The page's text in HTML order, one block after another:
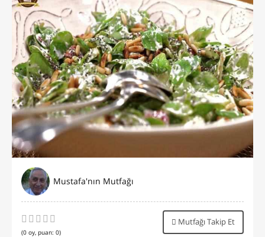
Mustafa'nın Mutfağı
(0 oy, puan: 0)
Mutfağı Takip Et